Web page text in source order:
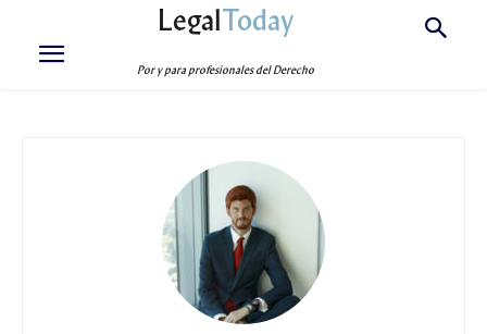
LegalToday
Por y para profesionales del Derecho